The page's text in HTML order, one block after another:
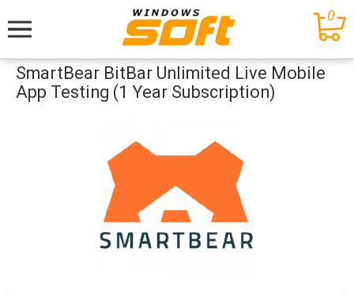
Меню
0
SmartBear BitBar Unlimited Live Mobile
App Testing (1 Year Subscription)